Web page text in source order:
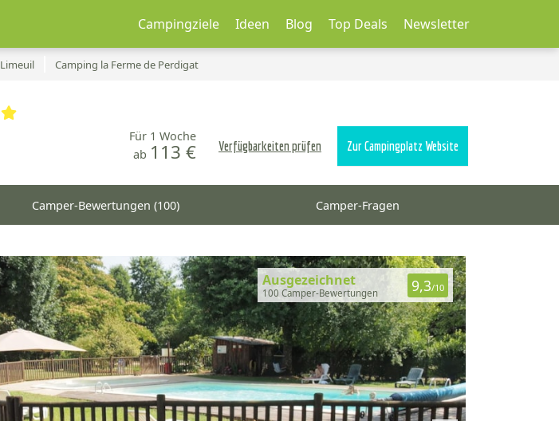
Campingziele Ideen Blog Top Deals Newsletter
Limeuil Camping la Ferme de Perdigat
Für 1 Woche
ab 113 € Verfügbarkeiten prüfen Zur Campingplatz Website
Camper-Bewertungen (100) Camper-Fragen
Ausgezeichnet
100 Camper-Bewertungen 9,3/10